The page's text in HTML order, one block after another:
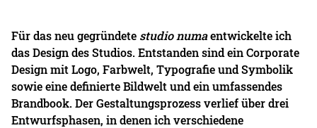
Für das neu gegründete studio numaentwickelte ich
das Design des Studios. Entstanden sind ein Corporate
Design mit Logo, Farbwelt, Typografie und Symbolik
sowie eine definierte Bildwelt und ein umfassendes
Brandbook. Der Gestaltungsprozess verlief über drei
Entwurfsphasen, in denen ich verschiedene